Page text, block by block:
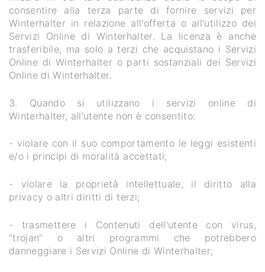
consentire alla terza parte di fornire servizi per
Winterhalter in relazione all'offerta o all'utilizzo dei
Servizi Online di Winterhalter. La licenza è anche
trasferibile, ma solo a terzi che acquistano i Servizi
Online di Winterhalter o parti sostanziali dei Servizi
Online di Winterhalter.
3. Quando si utilizzano i servizi online di
Winterhalter, all'utente non è consentito:
- violare con il suo comportamento le leggi esistenti
e/o i principi di moralità accettati;
- violare la proprietà intellettuale, il diritto alla
privacy o altri diritti di terzi;
- trasmettere i Contenuti dell'utente con virus,
“trojan” o altri programmi che potrebbero
danneggiare i Servizi Online di Winterhalter;